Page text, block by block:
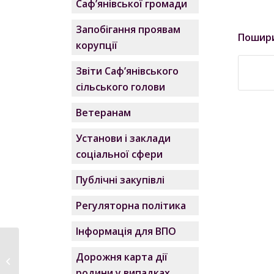
Саф’янівської громади
Запобігання проявам
корупції
Звіти Саф’янівського
сільського голови
Ветеранам
Установи і заклади
соціальної сфери
Публічні закупівлі
Регуляторна політика
Інформація для ВПО
Дорожня карта дії
громадські слухання